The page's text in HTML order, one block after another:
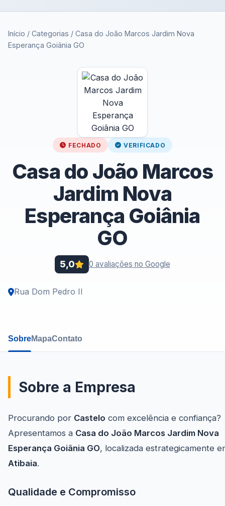
Início / Categorias / Casa do João Marcos Jardim Nova
Esperança Goiânia GO
FECHADO VERIFICADO
Casa do João Marcos
Jardim Nova
Esperança Goiânia
GO
5,0 0 avaliações no Google
Rua Dom Pedro II
SobreMapaContato
Sobre a Empresa
Procurando por Castelo com excelência e confiança?
Apresentamos a Casa do João Marcos Jardim Nova
Esperança Goiânia GO, localizada estrategicamente
Atibaia.
Qualidade e Compromisso